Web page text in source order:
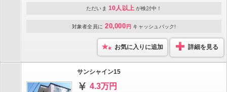
ただいま 10人以上 が検討中！
対象者全員に 20,000 円 キャッシュバック!
お気に入りに追加 詳細を見る
サンシャイン15
4.3万円